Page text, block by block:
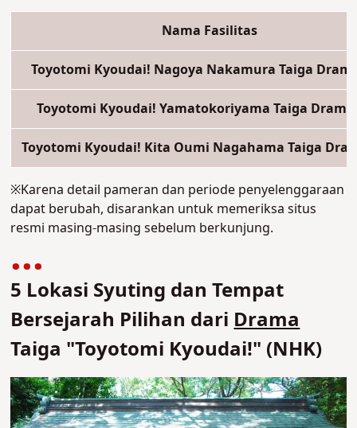
Nama Fasilitas
Toyotomi Kyoudai! Nagoya Nakamura Taiga
Toyotomi Kyoudai! Yamatokoriyama Taiga
Toyotomi Kyoudai! Kita Oumi Nagahama Taiga
※Karena detail pameran dan periode penyelenggaraan
dapat berubah, disarankan untuk memeriksa situs
resmi masing-masing sebelum berkunjung.
5 Lokasi Syuting dan Tempat
Bersejarah Pilihan dariDrama
Taiga "Toyotomi Kyoudai!" (NHK)